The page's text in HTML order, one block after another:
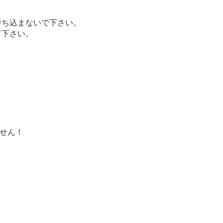
込まないで下さい。
さい。
ん！